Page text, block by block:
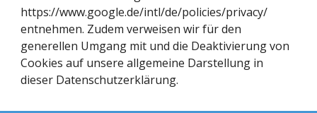
https://www.google.de/intl/de/policies/privacy/
entnehmen. Zudem verweisen wir für den
generellen Umgang mit und die Deaktivierung von
Cookies auf unsere allgemeine Darstellung in
dieser Datenschutzerklärung.